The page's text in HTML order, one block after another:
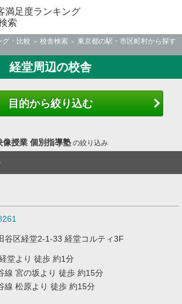
満足度ランキング
索
グ・比較 校舎検索
東京都の駅・市区町村から探す
経堂周辺の校舎
目的から絞り込む
像授業 個別指導塾の絞り込み
谷区経堂2-1-33 経堂コルティ3F
堂より 徒歩 約1分
線 宮の坂より 徒歩 約15分
線 松原より 徒歩 約15分